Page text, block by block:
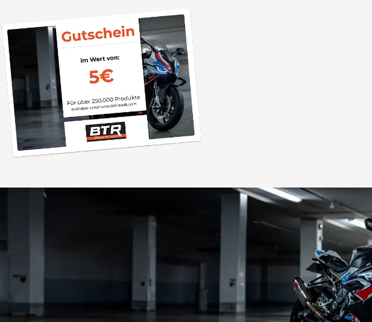
„Gute Ware schnelle Lieferung
super immer wieder.“
04.08.2026